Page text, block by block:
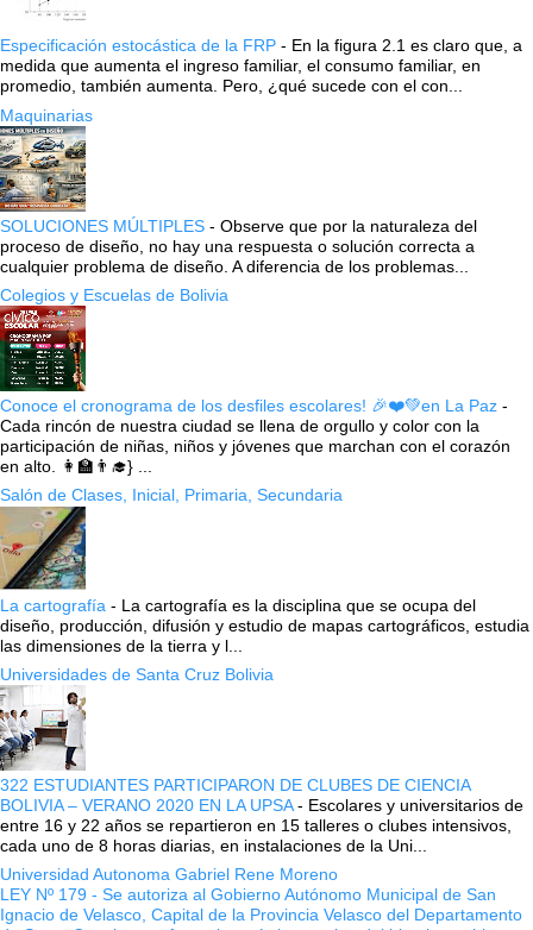
Especificación estocástica de la FRP - En la figura 2.1 es claro que, a
medida que aumenta el ingreso familiar, el consumo familiar, en
promedio, también aumenta. Pero, ¿qué sucede con el con...
Maquinarias
SOLUCIONES MÚLTIPLES - Observe que por la naturaleza del
proceso de diseño, no hay una respuesta o solución correcta a
cualquier problema de diseño. A diferencia de los problemas...
Colegios y Escuelas de Bolivia
Conoce el cronograma de los desfiles escolares! 🎉❤️💚en La Paz -
Cada rincón de nuestra ciudad se llena de orgullo y color con la
participación de niñas, niños y jóvenes que marchan con el corazón
en alto. 👩‍🏫👨‍🎓} ...
Salón de Clases, Inicial, Primaria, Secundaria
La cartografía - La cartografía es la disciplina que se ocupa del
diseño, producción, difusión y estudio de mapas cartográficos, estudia
las dimensiones de la tierra y l...
Universidades de Santa Cruz Bolivia
322 ESTUDIANTES PARTICIPARON DE CLUBES DE CIENCIA
BOLIVIA – VERANO 2020 EN LA UPSA- Escolares y universitarios de
entre 16 y 22 años se repartieron en 15 talleres o clubes intensivos,
cada uno de 8 horas diarias, en instalaciones de la Uni...
Universidad Autonoma Gabriel Rene Moreno
LEY Nº 179 - Se autoriza al Gobierno Autónomo Municipal de San
Ignacio de Velasco, Capital de la Provincia Velasco del Departamento